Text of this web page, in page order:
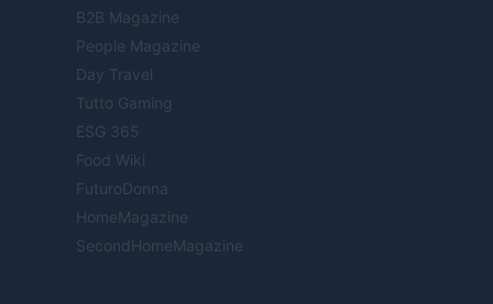
B2B Magazine
People Magazine
Day Travel
Tutto Gaming
ESG 365
Food Wiki
FuturoDonna
HomeMagazine
SecondHomeMagazine